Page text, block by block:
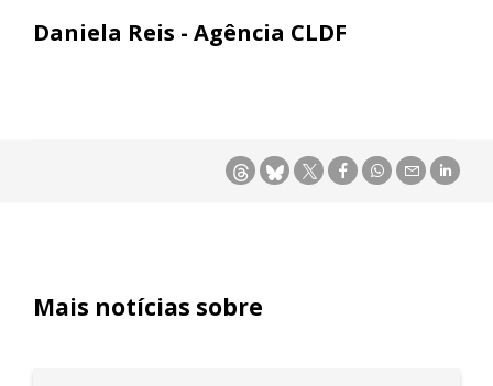
Daniela Reis - Agência CLDF
Mais notícias sobre